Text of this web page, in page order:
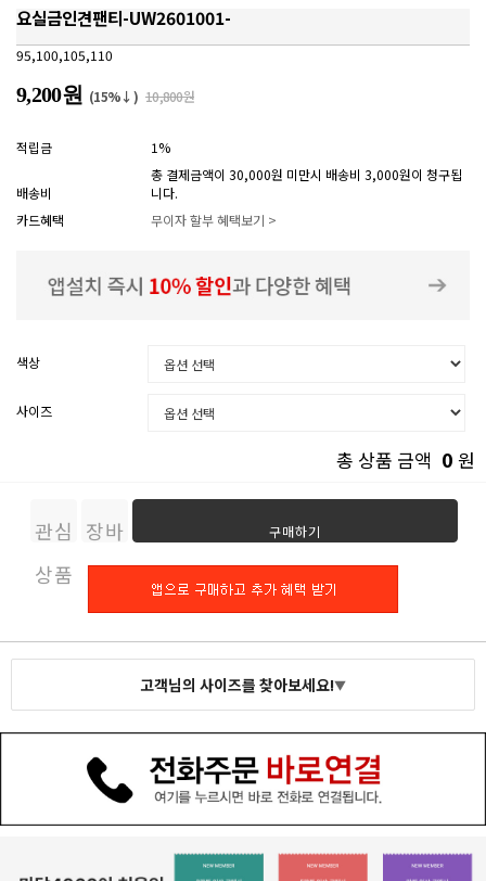
요실금인견팬티-UW2601001-
95,100,105,110
9,200원 (15%↓) 10,800원
적립금 1%
배송비
총 결제금액이 30,000원 미만시 배송비 3,000원이 청구됩
니다.
카드혜택
무이자 할부 혜택보기 >
색상
사이즈
총 상품 금액 0 원
관심
상품
장바
구니
구매하기
고객님의 사이즈를 찾아보세요!▼